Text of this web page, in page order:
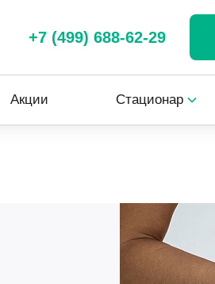
+7 (499) 688-62-29
Акции Стационар